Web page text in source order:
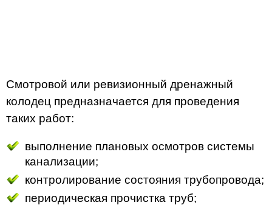
Смотровой или ревизионный дренажный
колодец предназначается для проведения
таких работ:
выполнение плановых осмотров системы
канализации;
контролирование состояния трубопровода;
периодическая прочистка труб;